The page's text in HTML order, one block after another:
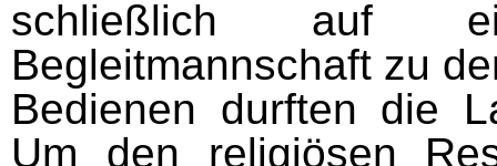
schließlich auf
Begleitmannschaft zu
Bedienen durften die
Um den religiösen